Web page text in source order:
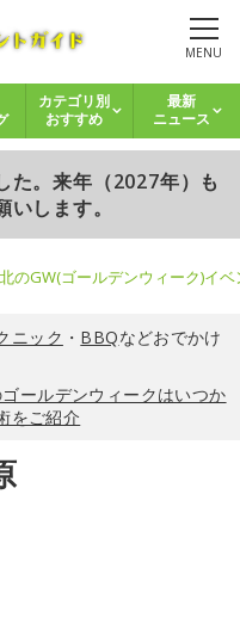
MENU
カテゴリ別
おすすめ
最新
ニュース
た。来年（2027年）も
します。
のGW(ゴールデンウィーク)イ
ニック ・ BBQなどおでかけ
ールデンウィークはいつか
をご紹介